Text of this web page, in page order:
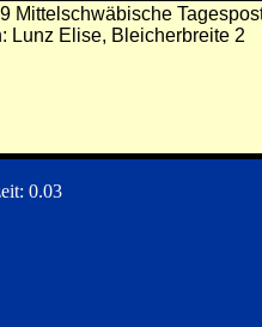
Mittelschwäbische
Lunz Elise, Bleicherbreite 2
0.03